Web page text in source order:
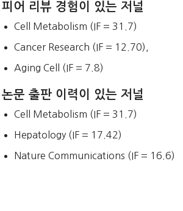
피어 리뷰 경험이 있는 저널
Cell Metabolism (IF = 31.7)
Cancer Research (IF = 12.70),
Aging Cell (IF = 7.8)
논문 출판 이력이 있는 저널
Cell Metabolism (IF = 31.7)
Hepatology (IF = 17.42)
Nature Communications (IF = 16.6)